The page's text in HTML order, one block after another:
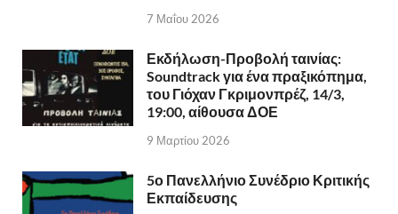
7 Μαΐου 2026
Εκδήλωση-Προβολή ταινίας:
Soundtrack για ένα πραξικόπημα,
του Γιόχαν Γκριμονπρέζ, 14/3,
19:00, αίθουσα ΔΟΕ
9 Μαρτίου 2026
5ο Πανελλήνιο Συνέδριο Κριτικής
Εκπαίδευσης